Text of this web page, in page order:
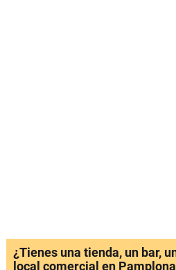
¿Tienes una tienda, un bar,
local comercial en